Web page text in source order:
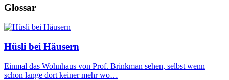
Glossar
Hüsli bei Häusern
Einmal das Wohnhaus von Prof. Brinkman sehen, selbst wenn
schon lange dort keiner mehr wo…